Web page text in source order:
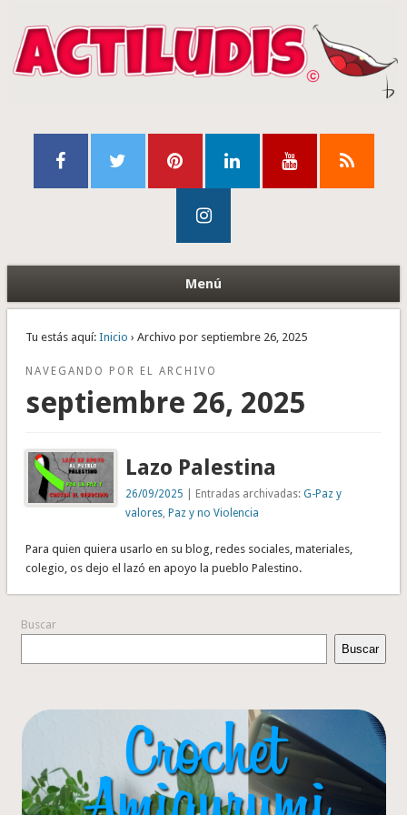
Menú
Tu estás aquí: Inicio › Archivo por septiembre 26, 2025
NAVEGANDO POR EL ARCHIVO
septiembre 26, 2025
Lazo Palestina
26/09/2025 | Entradas archivadas:G-Paz y
valores ,Paz y no Violencia
Para quien quiera usarlo en su blog, redes sociales, materiales,
colegio, os dejo el lazó en apoyo la pueblo Palestino.
Buscar
Buscar